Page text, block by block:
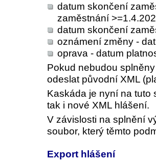
datum skončení
zaměstnání
datum skončení
oznámení změny -
oprava - datum
Pokud nebudou
odeslat původní XML
Kaskáda je nyní na tuto
tak i nové XML hlášení.
V závislosti na splnění
soubor, který těmto
Export hlášení